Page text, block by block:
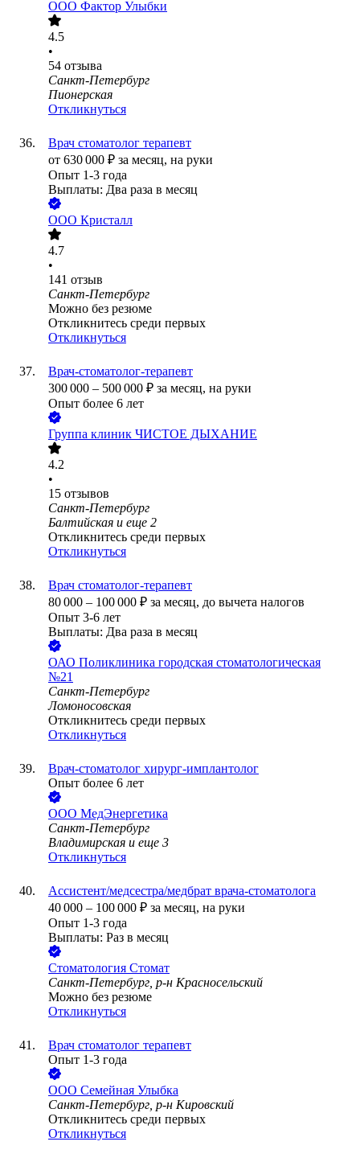
ООО Фактор Улыбки
4.5
•
54 отзыва
Санкт-Петербург
Пионерская
Откликнуться
Врач стоматолог терапевт
от 630 000 ₽ за месяц, на руки
Опыт 1-3 года
Выплаты: Два раза в месяц
ООО Кристалл
4.7
•
141 отзыв
Санкт-Петербург
Можно без резюме
Откликнитесь среди первых
Откликнуться
Врач-стоматолог-терапевт
300 000 – 500 000 ₽ за месяц, на руки
Опыт более 6 лет
Группа клиник ЧИСТОЕ ДЫХАНИЕ
4.2
•
15 отзывов
Санкт-Петербург
Балтийская и еще 2
Откликнитесь среди первых
Откликнуться
Врач стоматолог-терапевт
80 000 – 100 000 ₽ за месяц, до вычета налогов
Опыт 3-6 лет
Выплаты: Два раза в месяц
ОАО Поликлиника городская стоматологическая
№21
Санкт-Петербург
Ломоносовская
Откликнитесь среди первых
Откликнуться
Врач-стоматолог хирург-имплантолог
Опыт более 6 лет
ООО МедЭнергетика
Санкт-Петербург
Владимирская и еще 3
Откликнуться
Ассистент/медсестра/медбрат врача-стоматолога
40 000 – 100 000 ₽ за месяц, на руки
Опыт 1-3 года
Выплаты: Раз в месяц
Стоматология Стомат
Санкт-Петербург, р-н Красносельский
Можно без резюме
Откликнуться
Врач стоматолог терапевт
Опыт 1-3 года
ООО Семейная Улыбка
Санкт-Петербург, р-н Кировский
Откликнитесь среди первых
Откликнуться